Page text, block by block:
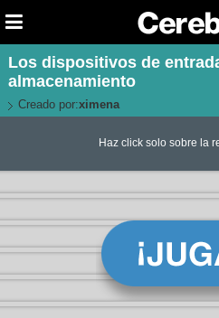
Los dispositivos de
almacenamiento
Creado por:ximena
Haz click solo sobre la